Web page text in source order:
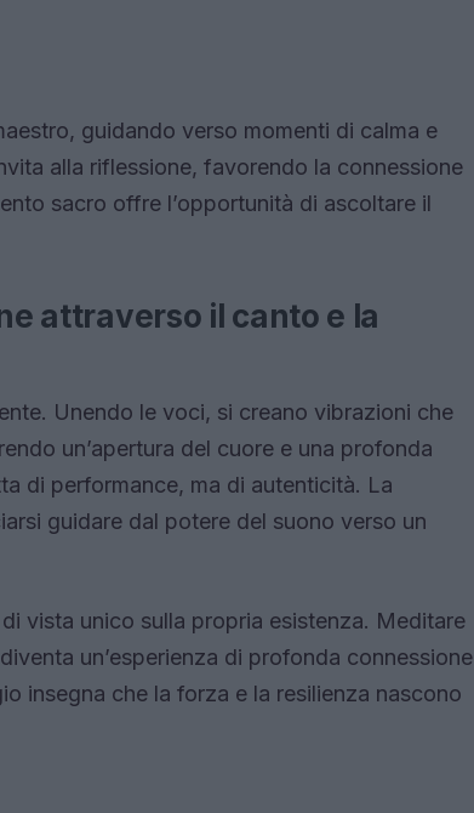
guidando verso momenti di calma e
alla riflessione, favorendo la connessione
sacro offre l’opportunità di ascoltare il
attraverso il canto e la
Unendo le voci, si creano vibrazioni che
un’apertura del cuore e una profonda
di performance, ma di autenticità. La
guidare dal potere del suono verso un
vista unico sulla propria esistenza. Meditare
un’esperienza di profonda connessione
insegna che la forza e la resilienza nascono